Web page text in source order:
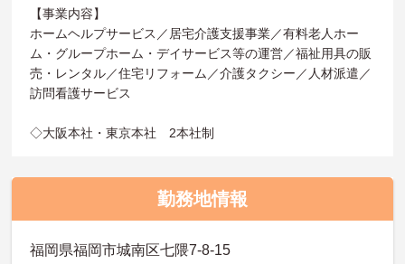
【事業内容】
ホームヘルプサービス／居宅介護支援事業／有料老人ホー
ム・グループホーム・デイサービス等の運営／福祉用具の販
売・レンタル／住宅リフォーム／介護タクシー／人材派遣／
訪問看護サービス
◇大阪本社・東京本社 2本社制
勤務地情報
福岡県福岡市城南区七隈7-8-15